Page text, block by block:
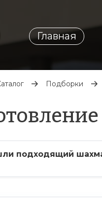
Главная
Подборки
подходящий